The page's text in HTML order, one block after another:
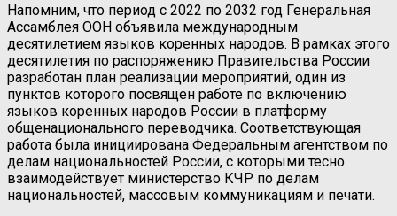
Напомним, что период с 2022 по 2032 год Генеральная
Ассамблея ООН объявила международным
десятилетием языков коренных народов. В рамках этого
десятилетия по распоряжению Правительства России
разработан план реализации мероприятий, один из
пунктов которого посвящен работе по включению
языков коренных народов России в платформу
общенационального переводчика. Соответствующая
работа была инициирована Федеральным агентством по
делам национальностей России, с которыми тесно
взаимодействует министерство КЧР по делам
национальностей, массовым коммуникациям и печати.